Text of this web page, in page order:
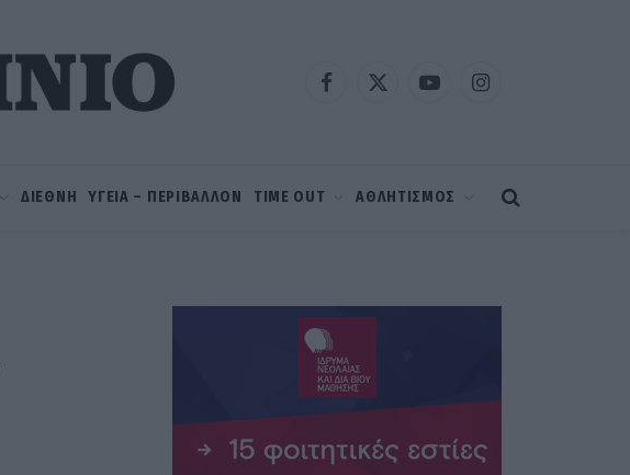
Facebook
X
YouTubeInstagram
ΔΙΕΘΝΗ ΥΓΕΙΑ – ΠΕΡΙΒΑΛΛΟΝ TIME OUT ΑΘΛΗΤΙΣΜΟΣ